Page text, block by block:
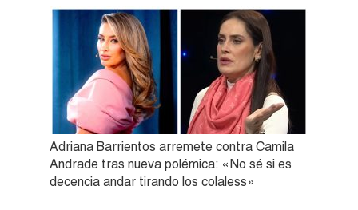
Adriana Barrientos arremete contra Camila
Andrade tras nueva polémica: «No sé si es
decencia andar tirando los colaless»